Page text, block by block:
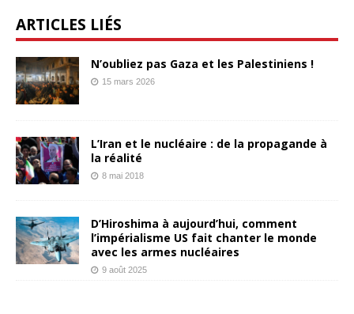
ARTICLES LIÉS
N’oubliez pas Gaza et les Palestiniens !
15 mars 2026
L’Iran et le nucléaire : de la propagande à
la réalité
8 mai 2018
D’Hiroshima à aujourd’hui, comment
l’impérialisme US fait chanter le monde
avec les armes nucléaires
9 août 2025